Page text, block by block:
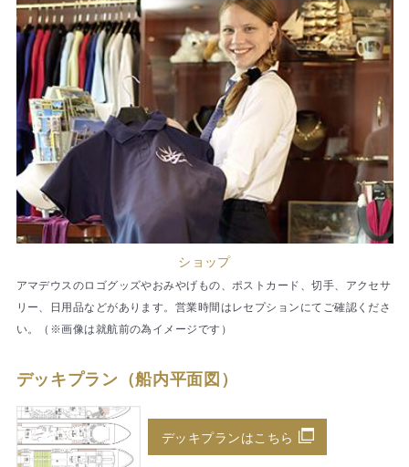
ショップ
アマデウスのロゴグッズやおみやげもの、ポストカード、切手、アクセサ
リー、日用品などがあります。営業時間はレセプションにてご確認くださ
い。（※画像は就航前の為イメージです）
デッキプラン（船内平面図）
デッキプランはこちら